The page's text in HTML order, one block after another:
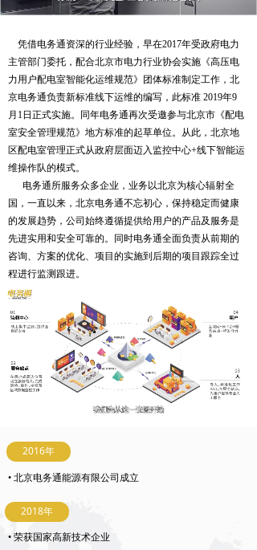
2016年
2018年
• 北京电务通能源有限公司成立
• 荣获国家高新技术企业
凭借电务通资深的行业经验，早在2017年受政府电力
主管部门委托，配合北京市电力行业协会实施《高压电
力用户配电室智能化运维规范》团体标准制定工作，北
京电务通负责新标准线下运维的编写，此标准 2019年9
月1日正式实施。同年电务通再次受邀参与北京市《配电
室安全管理规范》地方标准的起草单位。从此，北京地
区配电室管理正式从政府层面迈入监控中心+线下智能运
维操作队的模式。
电务通所服务众多企业，业务以北京为核心辐射全
国，一直以来，北京电务通不忘初心，保持稳定而健康
的发展趋势，公司始终遵循提供给用户的产品及服务是
先进实用和安全可靠的。同时电务通全面负责从前期的
咨询、方案的优化、项目的实施到后期的项目跟踪全过
程进行监测跟进。
Mute Loaded:
0%
Progress:
0%